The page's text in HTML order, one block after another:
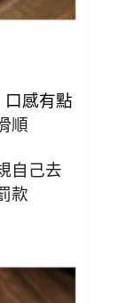
口感有點
順
自己去
款